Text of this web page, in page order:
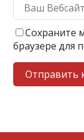
Сохраните
браузере для